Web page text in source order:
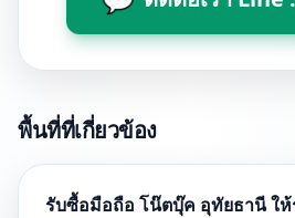
พื้นที่ที่เกี่ยวข้อง
รับซื้อมือถือ โน๊ตบุ๊ค อุทัยธานี ให้